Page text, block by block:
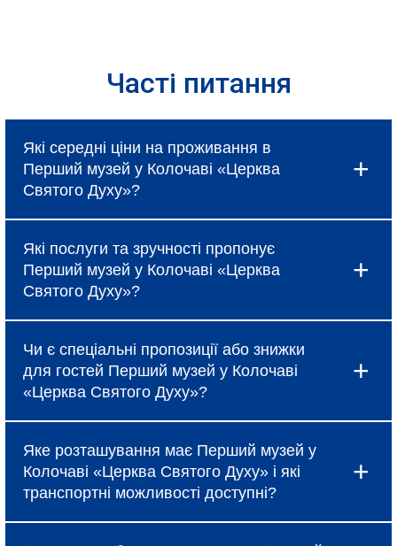
Часті питання
Які середні ціни на проживання в
Перший музей у Колочаві «Церква
Святого Духу»?
Святого Духу» коливаються і залежать від
вибраного типу номеру, сезону та наявності
спеціальних пропозицій, про які можна
дізнатися під час бронювання.
Які послуги та зручності пропонує
Перший музей у Колочаві «Церква
Святого Духу»?
безкоштовний Wi-Fi, щоденне прибирання та
сніданок (за тарифом). Крім того, в Перший
музей у Колочаві «Церква Святого Духу»
доступні додаткові зручності: ресторан, бар,
спа-салон, фітнес-центр, конференц-зали та
трансфер до аеропорту.
Чи є спеціальні пропозиції або знижки
для гостей Перший музей у Колочаві
«Церква Святого Духу»?
Духу» регулярно пропонує акційні тарифи,
знижки при ранньому бронюванні та спеціальні
пакети для сімейного відпочинку або бізнес-
поїздок. Для отримання актуальної інформації
Яке розташування має Перший музей у
Колочаві «Церква Святого Духу» і які
транспортні можливості доступні?